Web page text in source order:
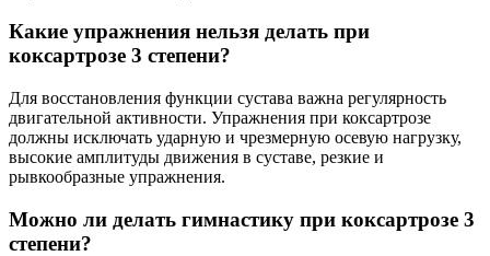
Какие упражнения нельзя делать при
коксартрозе 3 степени?
Для восстановления функции сустава важна регулярность
двигательной активности. Упражнения при коксартрозе
должны исключать ударную и чрезмерную осевую нагрузку,
высокие амплитуды движения в суставе, резкие и
рывкообразные упражнения.
Можно ли делать гимнастику при коксартрозе 3
степени?